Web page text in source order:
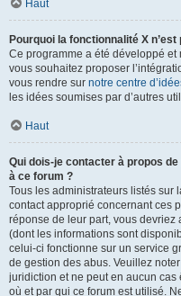
Haut
Pourquoi la fonctionnalité X
Ce programme a été développé
vous souhaitez proposer
vous rendre sur notre centre
les idées soumises par d’autres
Haut
Qui dois-je contacter à propos de
à ce forum ?
Tous les administrateurs listés sur
contact approprié concernant ces
réponse de leur part, vous
(dont les informations sont
celui-ci fonctionne sur un service
de gestion des abus. Veuillez
juridiction et ne peut en aucun
où et par qui ce forum est utilisé.